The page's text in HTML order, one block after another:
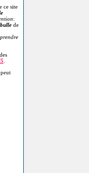
ce site
:
de
prendre